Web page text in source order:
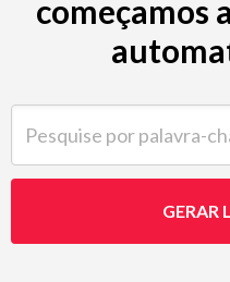
começamos
GERAR